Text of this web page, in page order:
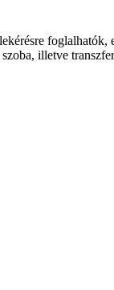
foglalhatók,
illetve